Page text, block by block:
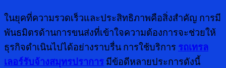
ในยุคที่ความรวดเร็วและประสิทธิภาพคือสิ่งสำคัญ การมี
พันธมิตรด้านการขนส่งที่เข้าใจความต้องการจะช่วยให้
ธุรกิจดำเนินไปได้อย่างราบรื่น การใช้บริการ รถเทรล
เลอร์รับจ้างสมุทรปราการ มีข้อดีหลายประการดังนี้